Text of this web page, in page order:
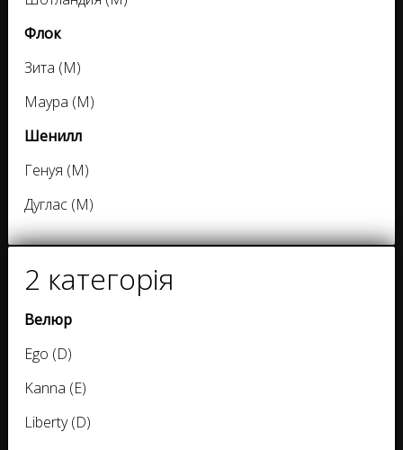
Флок
Зита (M)
Маура (M)
Шенилл
Генуя (M)
Дуглас (M)
2 категорія
Велюр
Ego (D)
Kanna (E)
Liberty (D)